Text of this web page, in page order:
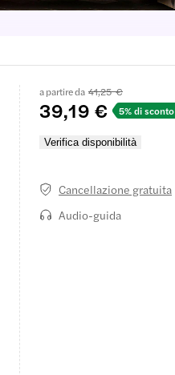
a partire da 41,25 €
39,19 € 5% di sconto
Verifica disponibilità
Cancellazione gratuita
Audio-guida